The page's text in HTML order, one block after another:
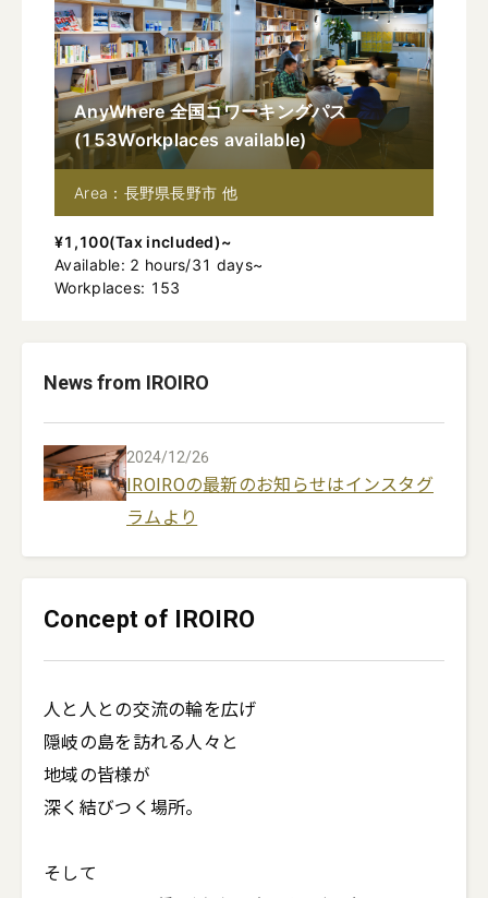
AnyWhere 全国コワーキングパス
(153Workplaces available)
Area：長野県長野市 他
¥1,100(Tax included)~
Available: 2 hours/31 days~
Workplaces: 153
News from IROIRO
2024/12/26
IROIROの最新のお知らせはインスタグ
ラムより
Concept of IROIRO
人と人との交流の輪を広げ
隠岐の島を訪れる人々と
地域の皆様が
深く結びつく場所。
そして